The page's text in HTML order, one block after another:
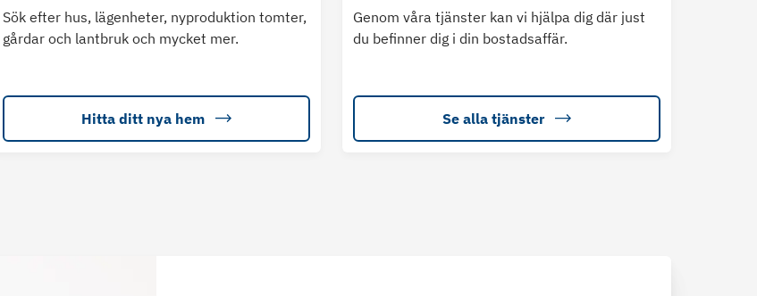
Sök efter hus, lägenheter, nyproduktion tomter,
gårdar och lantbruk och mycket mer.
Hitta ditt nya hem
Genom våra tjänster kan vi hjälpa dig där just
du befinner dig i din bostadsaffär.
Se alla tjänster